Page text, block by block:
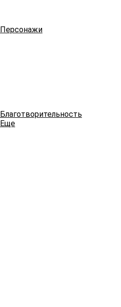
Персонажи
Благотворительность
Еще